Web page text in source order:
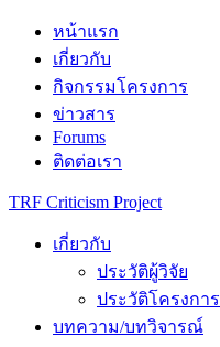
Skip
content
หน้าแรก
เกี่ยวกับ
กิจกรรมโครงการ
ข่าวสาร
Forums
ติดต่อเรา
TRF Criticism Project
เกี่ยวกับ
ประวัติผู้วิจัย
ประวัติโครงการ
บทความ/บทวิจารณ์